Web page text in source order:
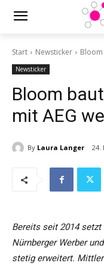
Start Newsticker
Newsticker
Bloom
mit AEG
By Laura Langer 24.
Bereits seit 2014
Nürnberger Werber
stetig erweitert.